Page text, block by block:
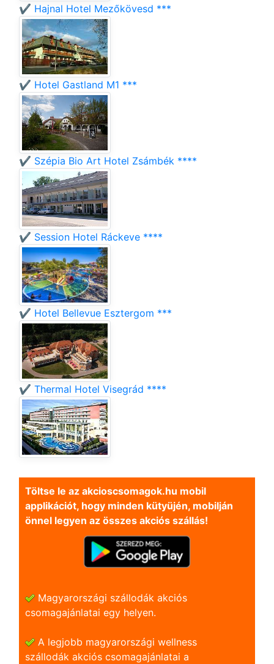
✔️ Hajnal Hotel Mezőkövesd ***
✔️ Hotel Gastland M1 ***
✔️ Szépia Bio Art Hotel Zsámbék ****
✔️ Session Hotel Ráckeve ****
✔️ Hotel Bellevue Esztergom ***
✔️ Thermal Hotel Visegrád ****
Töltse le az akcioscsomagok.hu mobil
applikációt, hogy minden kütyüjén, mobilján
önnel legyen az összes akciós szállás!
Magyarországi szállodák akciós
csomagajánlatai egy helyen.
A legjobb magyarországi wellness
szállodák akciós csomagajánlatai a